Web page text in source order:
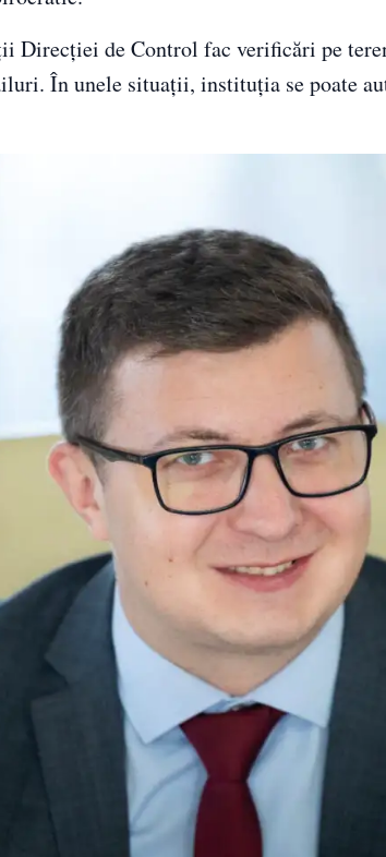
Direcției de Control fac verificări pe
În unele situații, instituția se poate